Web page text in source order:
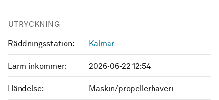
UTRYCKNING
Räddningsstation: Kalmar
Larm inkommer: 2026-06-22 12:54
Händelse: Maskin/propellerhaveri